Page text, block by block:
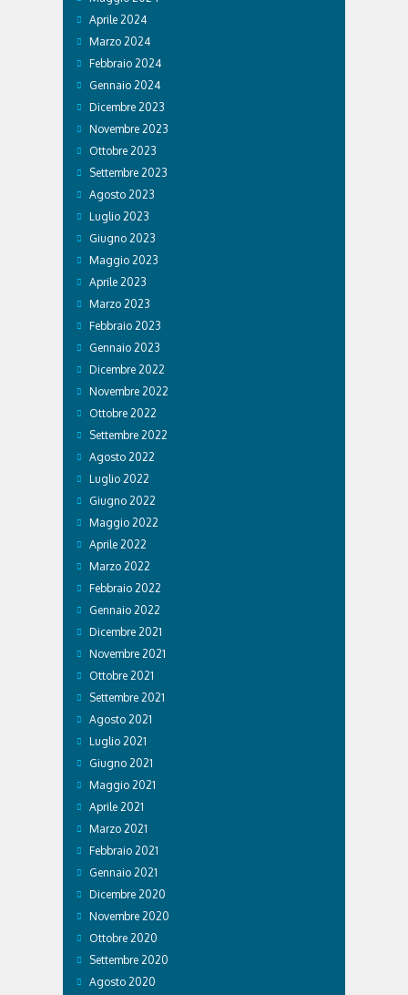
Aprile 2024
Marzo 2024
Febbraio 2024
Gennaio 2024
Dicembre 2023
Novembre 2023
Ottobre 2023
Settembre 2023
Agosto 2023
Luglio 2023
Giugno 2023
Maggio 2023
Aprile 2023
Marzo 2023
Febbraio 2023
Gennaio 2023
Dicembre 2022
Novembre 2022
Ottobre 2022
Settembre 2022
Agosto 2022
Luglio 2022
Giugno 2022
Maggio 2022
Aprile 2022
Marzo 2022
Febbraio 2022
Gennaio 2022
Dicembre 2021
Novembre 2021
Ottobre 2021
Settembre 2021
Agosto 2021
Luglio 2021
Giugno 2021
Maggio 2021
Aprile 2021
Marzo 2021
Febbraio 2021
Gennaio 2021
Dicembre 2020
Novembre 2020
Ottobre 2020
Settembre 2020
Agosto 2020